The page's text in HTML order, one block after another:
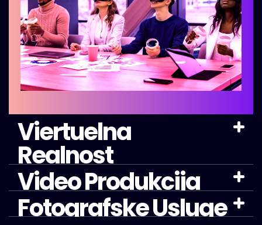
Viertuelna
Realnost
Video Produkcija
Fotografske Usluge